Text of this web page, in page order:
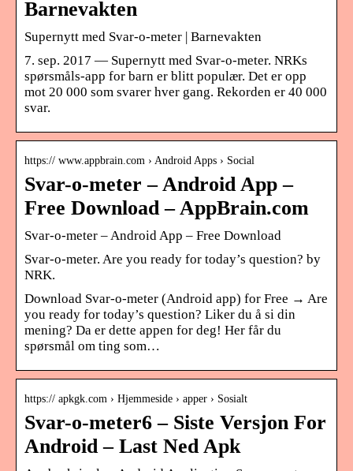
Barnevakten
Supernytt med Svar-o-meter | Barnevakten
7. sep. 2017 — Supernytt med Svar-o-meter. NRKs
spørsmåls-app for barn er blitt populær. Det er opp
mot 20 000 som svarer hver gang. Rekorden er 40 000
svar.
https:// www.appbrain.com › Android Apps › Social
Svar-o-meter – Android App –
Free Download – AppBrain.com
Svar-o-meter – Android App – Free Download
Svar-o-meter. Are you ready for today’s question? by
NRK.
Download Svar-o-meter (Android app) for Free → Are
you ready for today’s question? Liker du å si din
mening? Da er dette appen for deg! Her får du
spørsmål om ting som…
https:// apkgk.com › Hjemmeside › apper › Sosialt
Svar-o-meter6 – Siste Versjon For
Android – Last Ned Apk